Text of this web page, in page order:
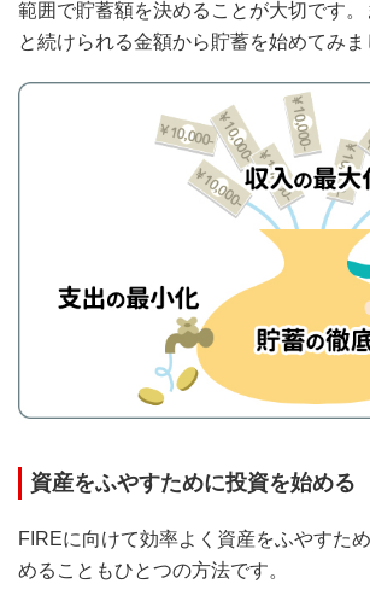
範囲で貯蓄額を決めることが大切です
と続けられる金額から貯蓄を始めてみま
資産をふやすために投資を始める
FIREに向けて効率よく資産をふやすた
めることもひとつの方法です。